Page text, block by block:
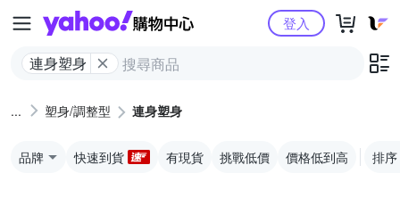
Yahoo購物中心
連身塑身
登入
塑身/調整型 連身塑身
品牌 快速到貨 有現貨 挑戰低價 價格低到高 排序